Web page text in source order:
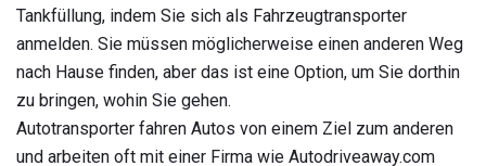
Tankfüllung, indem Sie sich als Fahrzeugtransporter
anmelden. Sie müssen möglicherweise einen anderen Weg
nach Hause finden, aber das ist eine Option, um Sie dorthin
zu bringen, wohin Sie gehen.
Autotransporter fahren Autos von einem Ziel zum anderen
und arbeiten oft mit einer Firma wie Autodriveaway.com